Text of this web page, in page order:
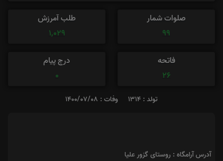
صلوات شمار
99
طلب آمرزش
1,029
فاتحه
26
درج پیام
0
تولد : 1314 وفات : 1400/07/08
آدرس آرامگاه : روستای گزور علیا